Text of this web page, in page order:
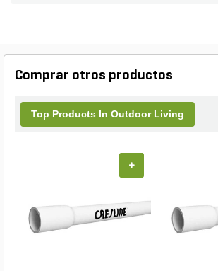
Comprar otros productos
Top Products In Outdoor Living
+